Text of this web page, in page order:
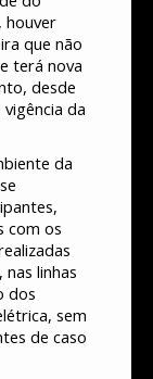
houver
que não
terá nova
desde
da
da
com os
linhas
dos
sem
de caso